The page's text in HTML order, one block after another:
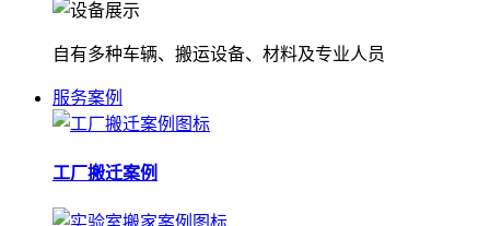
自有多种车辆、搬运设备、材料及专业人员
服务案例
工厂搬迁案例